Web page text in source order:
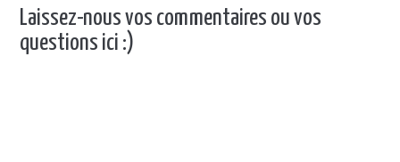
Laissez-nous vos commentaires ou vos
questions ici :)